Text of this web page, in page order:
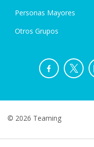
Personas Mayores
Otros Grupos
© 2026 Teaming